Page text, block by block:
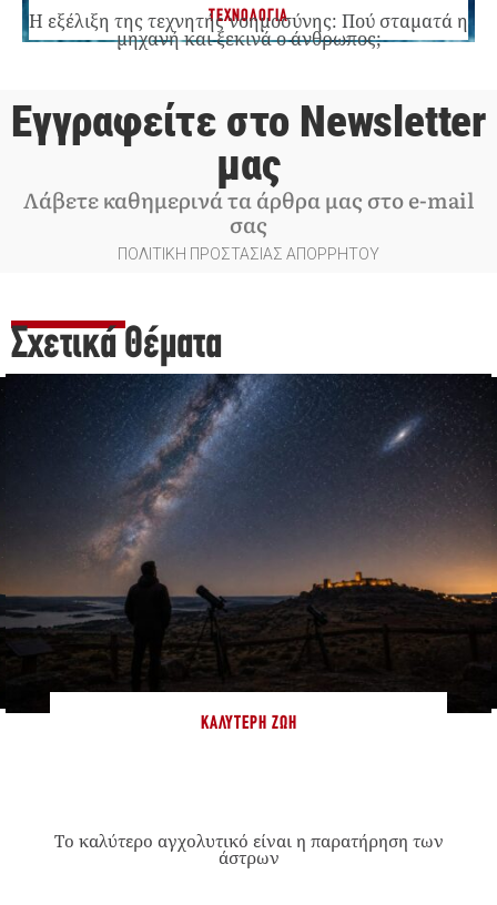
ΤΕΧΝΟΛΟΓΙΑ
Η εξέλιξη της τεχνητής νοημοσύνης: Πού σταματά η
μηχανή και ξεκινά ο άνθρωπος;
Εγγραφείτε στο Newsletter
μας
Λάβετε καθημερινά τα άρθρα μας στο e-mail
σας
ΠΟΛΙΤΙΚΗ ΠΡΟΣΤΑΣΙΑΣ ΑΠΟΡΡΗΤΟΥ
Σχετικά Θέματα
ΚΑΛΎΤΕΡΗ ΖΩΉ
Το καλύτερο αγχολυτικό είναι η παρατήρηση των
άστρων